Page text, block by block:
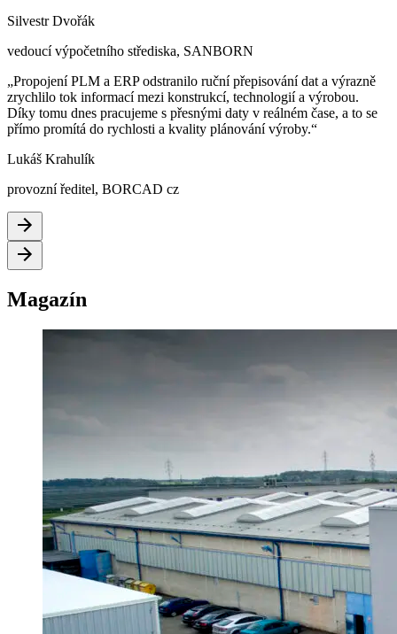
Silvestr Dvořák
vedoucí výpočetního střediska, SANBORN
„Propojení PLM a ERP odstranilo ruční přepisování dat a výrazně
zrychlilo tok informací mezi konstrukcí, technologií a výrobou.
Díky tomu dnes pracujeme s přesnými daty v reálném čase, a to se
přímo promítá do rychlosti a kvality plánování výroby.“
Lukáš Krahulík
provozní ředitel, BORCAD cz
Magazín